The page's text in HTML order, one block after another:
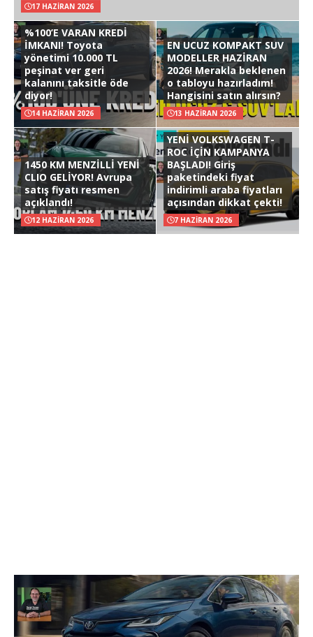
17 HAZIRAN 2026
%100’E VARAN KREDİ
İMKANI! Toyota
yönetimi 10.000 TL
peşinat ver geri
kalanını taksitle öde
diyor!
14 HAZIRAN 2026
EN UCUZ KOMPAKT SUV
MODELLER HAZİRAN
2026! Merakla beklenen
o tabloyu hazırladım!
Hangisini satın alırsın?
13 HAZIRAN 2026
1450 KM MENZİLLİ YENİ
CLIO GELİYOR! Avrupa
satış fiyatı resmen
açıklandı!
12 HAZIRAN 2026
YENİ VOLKSWAGEN T-
ROC İÇİN KAMPANYA
BAŞLADI! Giriş
paketindeki fiyat
indirimli araba fiyatları
açısından dikkat çekti!
7 HAZIRAN 2026